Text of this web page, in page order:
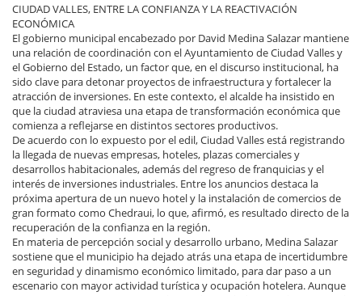
CIUDAD VALLES, ENTRE LA CONFIANZA Y LA REACTIVACIÓN
ECONÓMICA
El gobierno municipal encabezado por David Medina Salazar mantiene
una relación de coordinación con el Ayuntamiento de Ciudad Valles y
el Gobierno del Estado, un factor que, en el discurso institucional, ha
sido clave para detonar proyectos de infraestructura y fortalecer la
atracción de inversiones. En este contexto, el alcalde ha insistido en
que la ciudad atraviesa una etapa de transformación económica que
comienza a reflejarse en distintos sectores productivos.
De acuerdo con lo expuesto por el edil, Ciudad Valles está registrando
la llegada de nuevas empresas, hoteles, plazas comerciales y
desarrollos habitacionales, además del regreso de franquicias y el
interés de inversiones industriales. Entre los anuncios destaca la
próxima apertura de un nuevo hotel y la instalación de comercios de
gran formato como Chedraui, lo que, afirmó, es resultado directo de la
recuperación de la confianza en la región.
En materia de percepción social y desarrollo urbano, Medina Salazar
sostiene que el municipio ha dejado atrás una etapa de incertidumbre
en seguridad y dinamismo económico limitado, para dar paso a un
escenario con mayor actividad turística y ocupación hotelera. Aunque